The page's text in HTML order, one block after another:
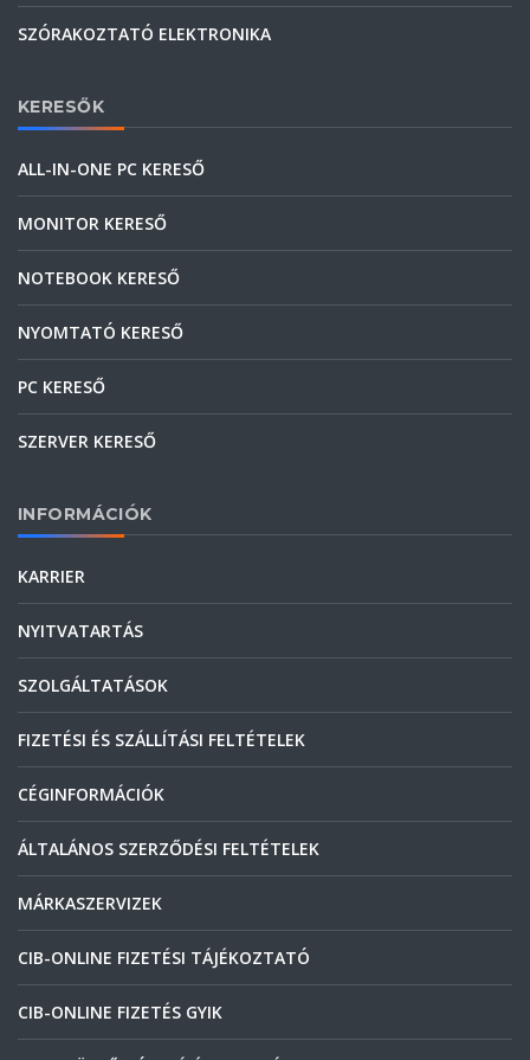
SZÓRAKOZTATÓ ELEKTRONIKA
KERESŐK
ALL-IN-ONE PC KERESŐ
MONITOR KERESŐ
NOTEBOOK KERESŐ
NYOMTATÓ KERESŐ
PC KERESŐ
SZERVER KERESŐ
INFORMÁCIÓK
KARRIER
NYITVATARTÁS
SZOLGÁLTATÁSOK
FIZETÉSI ÉS SZÁLLÍTÁSI FELTÉTELEK
CÉGINFORMÁCIÓK
ÁLTALÁNOS SZERZŐDÉSI FELTÉTELEK
MÁRKASZERVIZEK
CIB-ONLINE FIZETÉSI TÁJÉKOZTATÓ
CIB-ONLINE FIZETÉS GYIK